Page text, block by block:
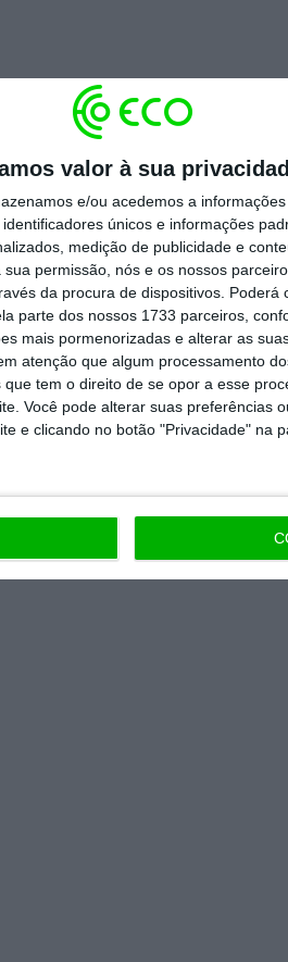
valor à sua
e/ou acedemos a
únicos e informações
medição de publicidade e
sua permissão, nós e os nossos
da procura de dispositivos. Poderá
parte dos nossos 1733 parceiros,
mais pormenorizadas e alterar as
atenção que algum processamento
tem o direito de se opor a esse
Você pode alterar suas preferências
e clicando no botão "Privacidade" na